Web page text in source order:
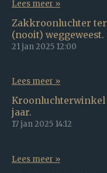
Lees meer »
Zakkroonluchter
(nooit) weggeweest.
21 jan 2025 12:00
Lees meer »
Kroonluchterwinkel
jaar.
17 jan 2025 14:12
Lees meer »